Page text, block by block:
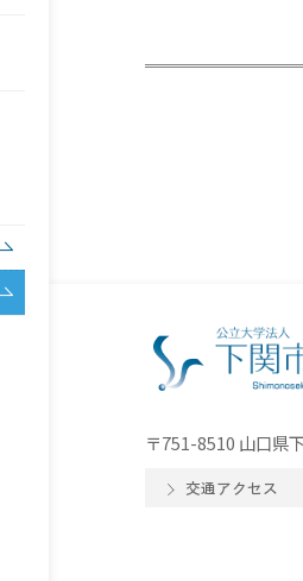
〒751-8510 山口県
交通アクセス